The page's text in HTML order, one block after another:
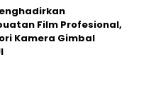
Film Profesional,
Kamera Gimbal